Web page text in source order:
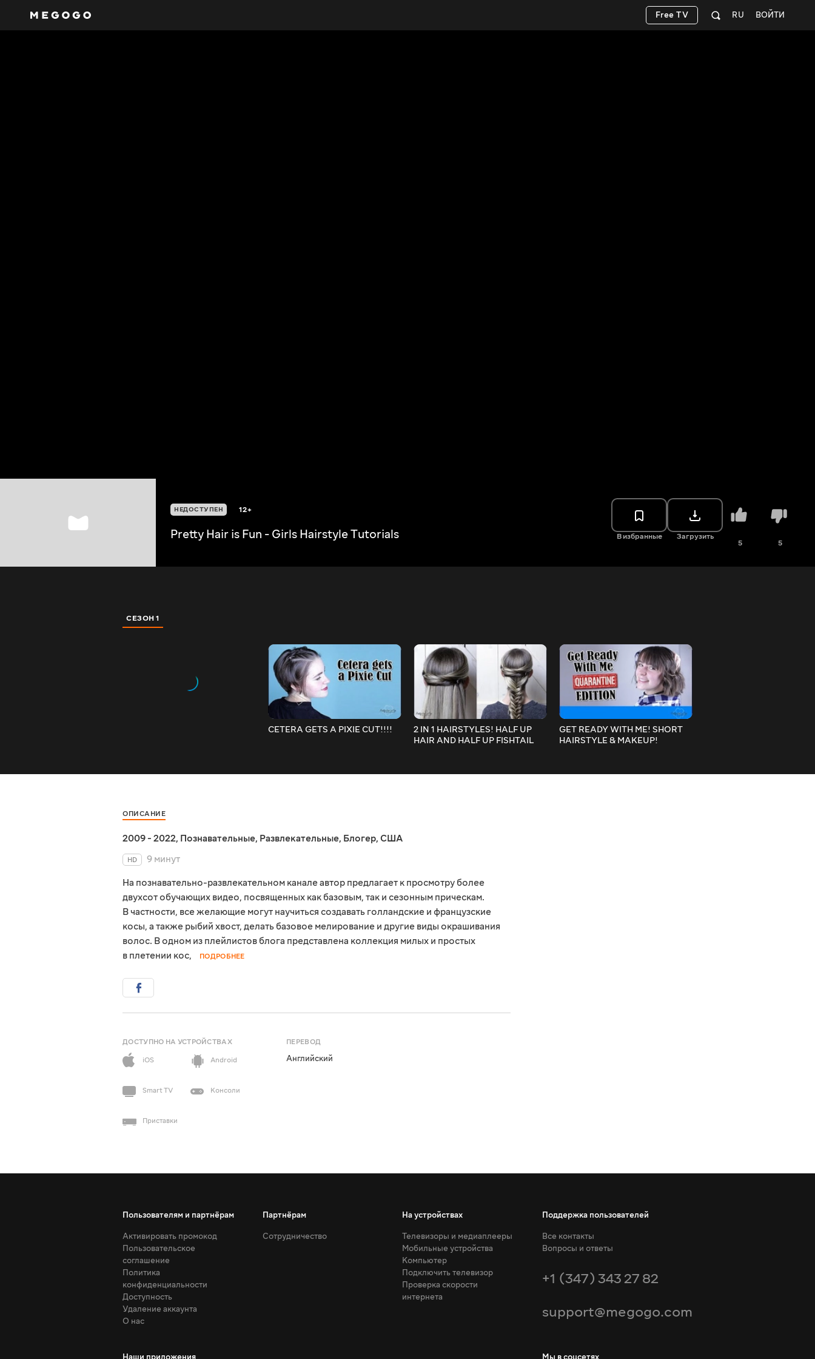
ВОЙТИ
RU
Free TV
НЕДОСТУПЕН 12+
Pretty Hair is Fun - Girls Hairstyle Tutorials В избранные Загрузить
5 5
СЕЗОН 1
CETERA GETS A PIXIE CUT!!!!
2 IN 1 HAIRSTYLES! HALF UP
HAIR AND HALF UP FISHTAIL
GET READY WITH ME! SHORT
HAIRSTYLE & MAKEUP!
ОПИСАНИЕ
2009 - 2022, Познавательные, Развлекательные, Блогер, США
HD
9 минут
На познавательно-развлекательном канале автор предлагает к просмотру более
двухсот обучающих видео, посвященных как базовым, так и сезонным прическам.
В частности, все желающие могут научиться создавать голландские и французские
косы, а также рыбий хвост, делать базовое мелирование и другие виды окрашивания
волос. В одном из плейлистов блога представлена коллекция милых и простых
в плетении кос,
ПОДРОБНЕЕ
ДОСТУПНО НА УСТРОЙСТВАХ
iOS
Android
Smart TV Консоли
Приставки
ПЕРЕВОД
Английский
Пользователям и партнёрам
Активировать промокод
Пользовательское
соглашение
Политика
конфиденциальности
Доступность
Удаление аккаунта
О нас
Партнёрам
Сотрудничество
На устройствах
Телевизоры и медиаплееры
Мобильные устройства
Компьютер
Подключить телевизор
Проверка скорости
интернета
Поддержка пользователей
Все контакты
Вопросы и ответы
+1 (347) 343 27 82
support@megogo.com